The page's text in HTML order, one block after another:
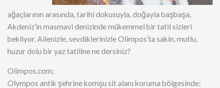
ağaçlarının arasında, tarihi dokusuyla, doğayla başbaşa,
Akdeniz’in masmavi denizinde mükemmel bir tatil sizleri
bekliyor. Ailenizle, sevdiklerinizle Olimpos’ta sakin, mutlu,
huzur dolu bir yaz tatiline ne dersiniz?
Olimpos.com;
Olympos antik şehrine komşu sit alanı koruma bölgesinde;